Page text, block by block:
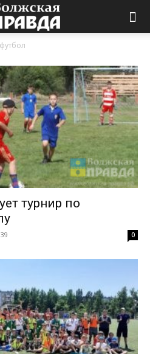
турнир по
0